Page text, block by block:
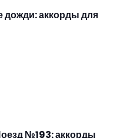
аккорды для
№193: аккорды